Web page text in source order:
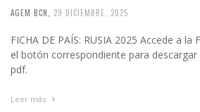
AGEM BCN 29 DICIEMBRE, 2025
FICHA DE PAÍS: RUSIA 2025 Accede a la
el botón correspondiente para
pdf.
Leer más